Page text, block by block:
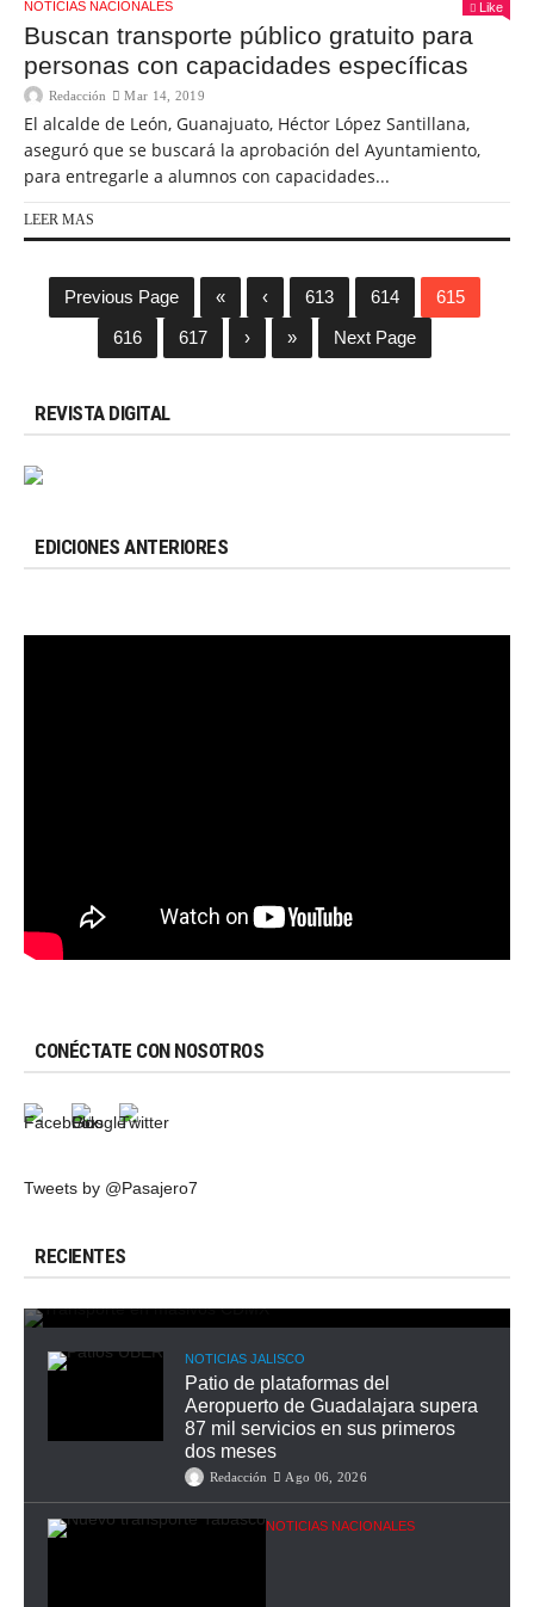
NOTICIAS NACIONALES Like
Buscan transporte público gratuito para
personas con capacidades específicas
Redacción Mar 14, 2019
El alcalde de León, Guanajuato, Héctor López Santillana,
aseguró que se buscará la aprobación del Ayuntamiento,
para entregarle a alumnos con capacidades...
LEER MAS
Previous Page « ‹ 613 614
615
616
617 › » Next Page
REVISTA DIGITAL
EDICIONES ANTERIORES
CONÉCTATE CON NOSOTROS
Tweets by @Pasajero7
RECIENTES
masivos
NOTICIAS JALISCO
Patio de plataformas del
Aeropuerto de Guadalajara supera
87 mil servicios en sus primeros
dos meses
Redacción Ago 06, 2026
NOTICIAS NACIONALES